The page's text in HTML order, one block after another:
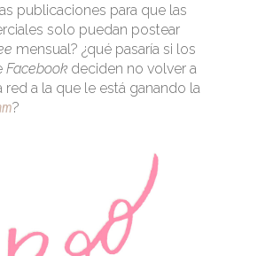
publicaciones para que las
solo puedan postear
mensual? ¿qué pasaría si los
Facebook deciden no volver a
red a la que le está ganando la
?